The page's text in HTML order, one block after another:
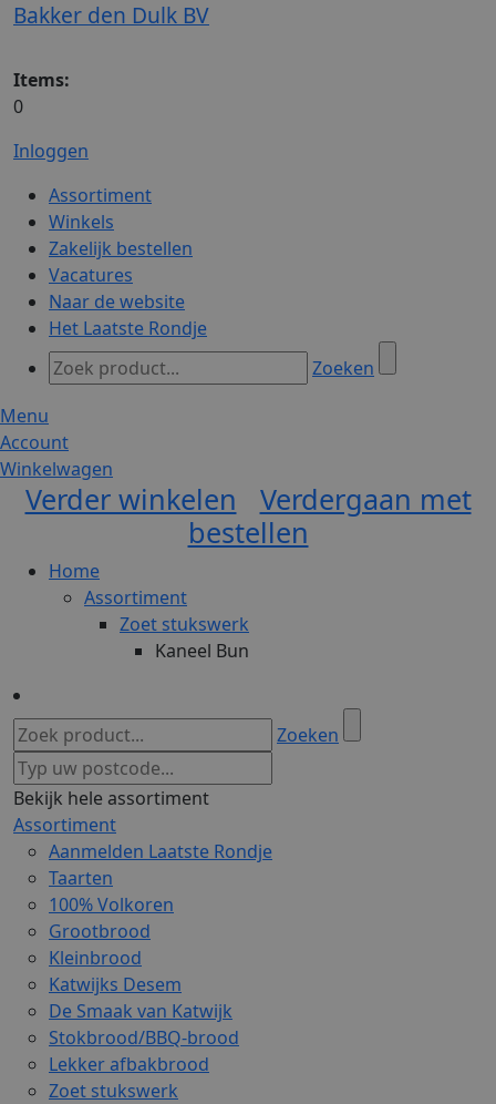
Bakker den Dulk BV
Items:
0
Inloggen
Assortiment
Winkels
Zakelijk bestellen
Vacatures
Naar de website
Het Laatste Rondje
Zoeken
Menu
Account
Winkelwagen
Verder winkelen
Verdergaan met
bestellen
Home
Assortiment
Zoet stukswerk
Kaneel Bun
Zoeken
Bekijk hele assortiment
Assortiment
Aanmelden Laatste Rondje
Taarten
100% Volkoren
Grootbrood
Kleinbrood
Katwijks Desem
De Smaak van Katwijk
Stokbrood/BBQ-brood
Lekker afbakbrood
Zoet stukswerk